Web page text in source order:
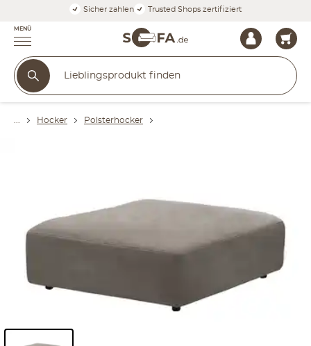
Sicher zahlen Trusted Shops zertifiziert
MENÜ
Hocker Polsterhocker